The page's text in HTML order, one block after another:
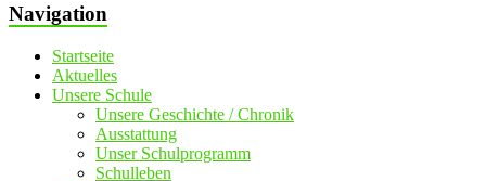
Navigation
Startseite
Aktuelles
Unsere Schule
Unsere Geschichte / Chronik
Ausstattung
Unser Schulprogramm
Schulleben